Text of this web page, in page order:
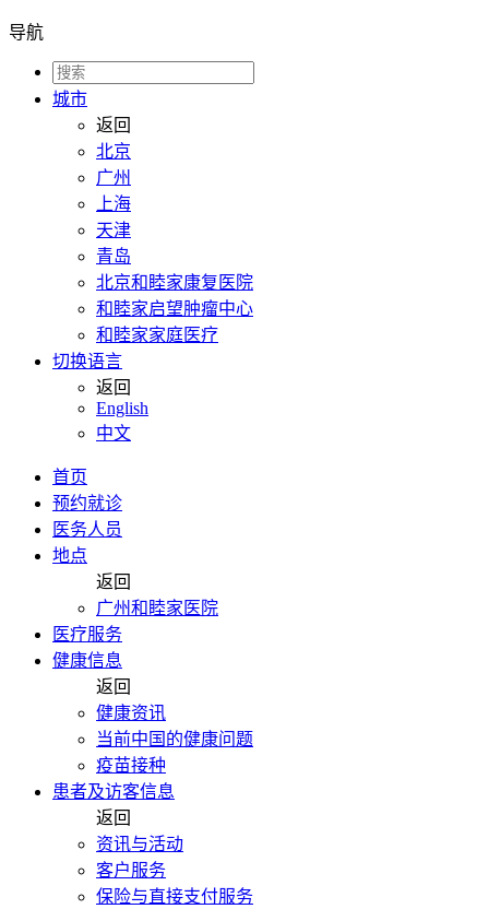
导航
城市
返回
北京
广州
上海
天津
青岛
北京和睦家康复医院
和睦家启望肿瘤中心
和睦家家庭医疗
切换语言
返回
English
中文
首页
预约就诊
医务人员
地点
返回
广州和睦家医院
医疗服务
健康信息
返回
健康资讯
当前中国的健康问题
疫苗接种
患者及访客信息
返回
资讯与活动
客户服务
保险与直接支付服务